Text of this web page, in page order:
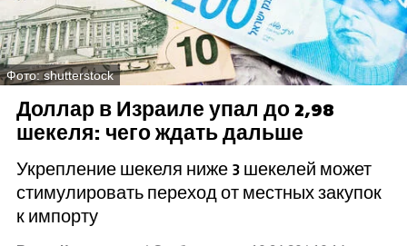
Фото: shutterstock
Доллар в Израиле упал до 2,98
шекеля: чего ждать дальше
Укрепление шекеля ниже 3 шекелей может
стимулировать переход от местных закупок
к импорту